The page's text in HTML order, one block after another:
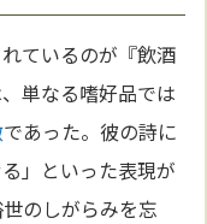
ているのが『飲酒
単なる嗜好品では
であった。彼の詩に
」といった表現が
のしがらみを忘